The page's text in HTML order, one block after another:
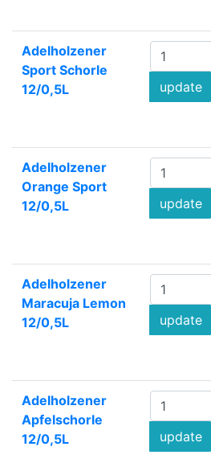
Adelholzener
Sport Schorle
12/0,5L
update
Adelholzener
Orange Sport
12/0,5L
update
Adelholzener
Maracuja Lemon
12/0,5L
update
Adelholzener
Apfelschorle
12/0,5L
update